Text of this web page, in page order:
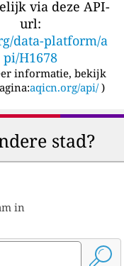
via deze API-
url:
data-platform/a
pi/H1678
informatie, bekijk
aqicn.org/api/ )
stad?
in